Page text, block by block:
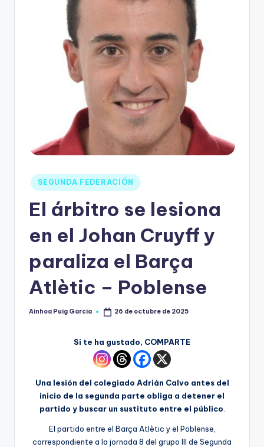
SEGUNDA FEDERACIÓN
El árbitro se lesiona
en el Johan Cruyff y
paraliza el Barça
Atlètic – Poblense
Ainhoa Puig Garcia 26 de octubre de 2025
Si te ha gustado, COMPARTE
Una lesión del colegiado Adrián Calvo antes del
inicio de la segunda parte obliga a detener el
partido y buscar un sustituto entre el público
El partido entre el Barça Atlètic y el Poblense,
correspondiente a la jornada 8 del grupo III de Segunda